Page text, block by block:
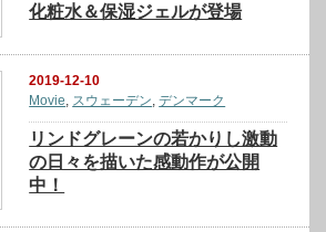
化粧水＆保湿ジェルが登場
2019-12-10
Movie
スウェーデン ,デンマーク
リンドグレーンの若かりし激動
の日々を描いた感動作が公開
中！